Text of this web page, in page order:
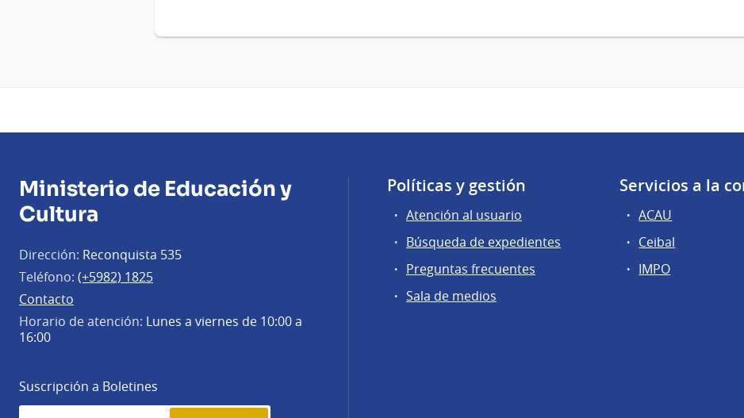
Ministerio de Educación y
Cultura
Dirección: Reconquista 535
Teléfono: (+5982) 1825
Contacto
Horario de atención: Lunes a viernes de 10:00 a
16:00
Suscripción a Boletines
Simplenews
Políticas y gestión
Atención al usuario
Búsqueda de expedientes
Preguntas frecuentes
Sala de medios
Servicios a la
ACAU
Ceibal
IMPO